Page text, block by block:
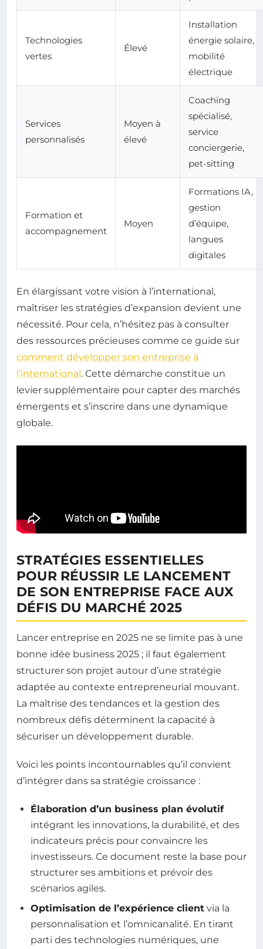
Technologies
vertes
Élevé
Installation
énergie solaire,
mobilité
électrique
Services
personnalisés
Moyen à
élevé
Coaching
spécialisé,
service
conciergerie,
pet-sitting
Formation et
accompagnement
Moyen
Formations IA,
gestion
d’équipe,
langues
digitales
En élargissant votre vision à l’international,
maîtriser les stratégies d’expansion devient une
nécessité. Pour cela, n’hésitez pas à consulter
des ressources précieuses comme ce guide sur
comment développer son entreprise à
l’international . Cette démarche constitue un
levier supplémentaire pour capter des marchés
émergents et s’inscrire dans une dynamique
globale.
STRATÉGIES ESSENTIELLES
POUR RÉUSSIR LE LANCEMENT
DE SON ENTREPRISE FACE AUX
DÉFIS DU MARCHÉ 2025
Lancer entreprise en 2025 ne se limite pas à une
bonne idée business 2025 ; il faut également
structurer son projet autour d’une stratégie
adaptée au contexte entrepreneurial mouvant.
La maîtrise des tendances et la gestion des
nombreux défis déterminent la capacité à
sécuriser un développement durable.
Voici les points incontournables qu’il convient
d’intégrer dans sa stratégie croissance :
Élaboration d’un business plan évolutif
intégrant les innovations, la durabilité, et des
indicateurs précis pour convaincre les
investisseurs. Ce document reste la base pour
structurer ses ambitions et prévoir des
scénarios agiles.
Optimisation de l’expérience client via la
personnalisation et l’omnicanalité. En tirant
parti des technologies numériques, une